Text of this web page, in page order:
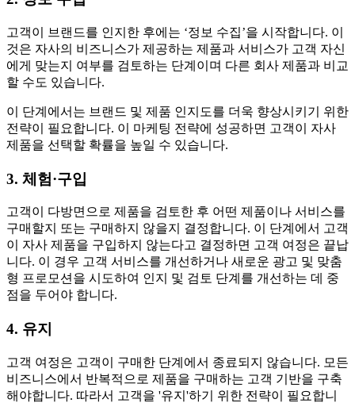
고객이 브랜드를 인지한 후에는 ‘정보 수집’을 시작합니다. 이
것은 자사의 비즈니스가 제공하는 제품과 서비스가 고객 자신
에게 맞는지 여부를 검토하는 단계이며 다른 회사 제품과 비교
할 수도 있습니다.
이 단계에서는 브랜드 및 제품 인지도를 더욱 향상시키기 위한
전략이 필요합니다. 이 마케팅 전략에 성공하면 고객이 자사
제품을 선택할 확률을 높일 수 있습니다.
3. 체험·구입
고객이 다방면으로 제품을 검토한 후 어떤 제품이나 서비스를
구매할지 또는 구매하지 않을지 결정합니다. 이 단계에서 고객
이 자사 제품을 구입하지 않는다고 결정하면 고객 여정은 끝납
니다. 이 경우 고객 서비스를 개선하거나 새로운 광고 및 맞춤
형 프로모션을 시도하여 인지 및 검토 단계를 개선하는 데 중
점을 두어야 합니다.
4. 유지
고객 여정은 고객이 구매한 단계에서 종료되지 않습니다. 모든
비즈니스에서 반복적으로 제품을 구매하는 고객 기반을 구축
해야합니다. 따라서 고객을 '유지'하기 위한 전략이 필요합니